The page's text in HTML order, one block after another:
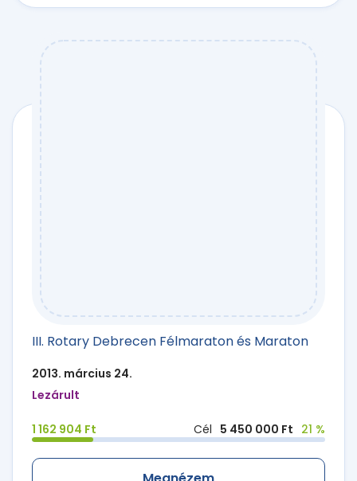
III. Rotary Debrecen Félmaraton és Maraton
2013. március 24.
Lezárult
1 162 904 Ft Cél 5 450 000 Ft 21 %